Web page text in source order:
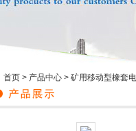
首页 > 产品中心 > 矿用移动型橡套